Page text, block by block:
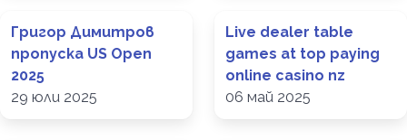
Григор Димитров
пропуска US Open
2025
29 юли 2025
Live dealer table
games at top paying
online casino nz
06 май 2025